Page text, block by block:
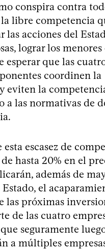
conspira contra
libre competencia
las acciones del
lograr los menores
esperar que las
coordinen la
eviten la
a las normativas de
esta escasez de
hasta 20% en el
además de
el
las próximas
de las cuatro
seguramente
a múltiples